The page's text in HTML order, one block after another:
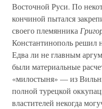
Восточной Руси. По
кончиной пытался
своего племянника
Константинополь решил
Едва ли не главным
были материальные
«милостыня» — из
полной турецкой
властителей некогда